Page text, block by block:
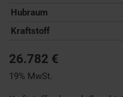
Hubraum
Kraftstoff
26.782 €
19% MwSt.